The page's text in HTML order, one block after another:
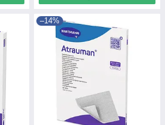
–14%